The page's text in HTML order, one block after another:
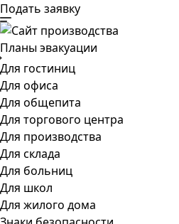
Подать заявку
Планы эвакуации
Для гостиниц
Для офиса
Для общепита
Для торгового центра
Для производства
Для склада
Для больниц
Для школ
Для жилого дома